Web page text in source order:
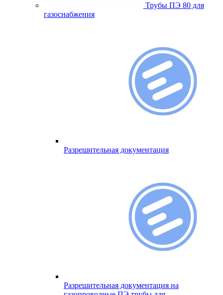
Трубы ПЭ 80 для
газоснабжения
Разрешительная документация
Разрешительная документация на